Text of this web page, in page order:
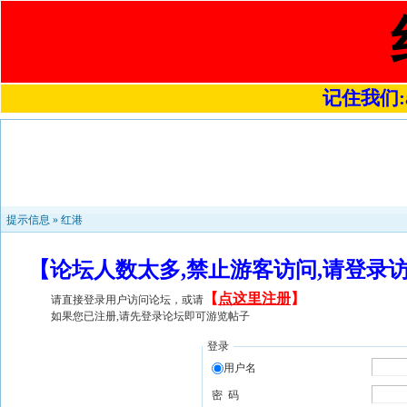
记住我们
提示信息 » 红港
【论坛人数太多,禁止游客访问,请登
请直接登录用户访问论坛，或请 【 点这里注册】
如果您已注册,请先登录论坛即可游览帖子
登录
用户名
密 码